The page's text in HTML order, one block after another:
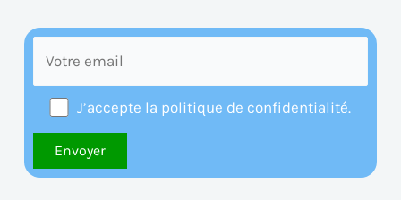
J’accepte la politique de confidentialité.